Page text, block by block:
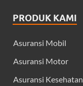
PRODUK KAMI
Asuransi Mobil
Asuransi Motor
Asuransi Kesehatan